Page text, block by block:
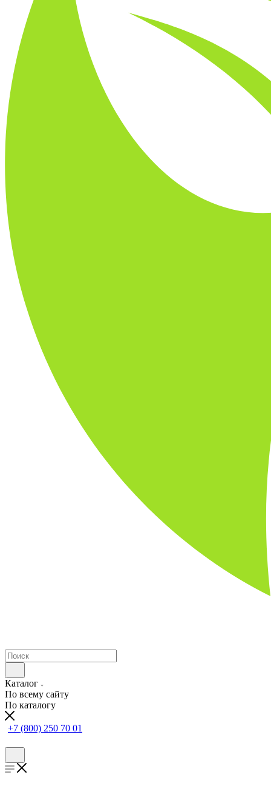
Каталог
По всему сайту
По каталогу
+7 (800) 250 70 01